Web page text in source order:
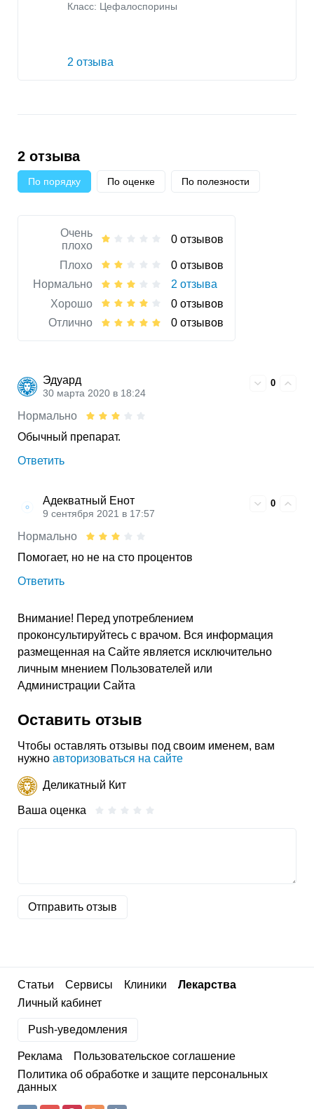
Класс: Цефалоспорины
2 отзыва
2 отзыва
По порядку По оценке По полезности
Очень
плохо
0 отзывов
Плохо
0 отзывов
Нормально
2 отзыва
Хорошо
0 отзывов
Отлично
0 отзывов
Эдуард
30 марта 2020 в 18:24
0
Нормально
Обычный препарат.
Ответить
Адекватный Енот
9 сентября 2021 в 17:57
0
Нормально
Помогает, но не на сто процентов
Ответить
Внимание! Перед употреблением
проконсультируйтесь с врачом. Вся информация
размещенная на Сайте является исключительно
личным мнением Пользователей или
Администрации Сайта
Оставить отзыв
Чтобы оставлять отзывы под своим именем, вам
нужно авторизоваться на сайте
Деликатный Кит
Ваша оценка
Отправить отзыв
Статьи Сервисы Клиники
Лекарства
Личный кабинет
Push-уведомления
Реклама
Пользовательское соглашение
Политика об обработке и защите персональных
данных